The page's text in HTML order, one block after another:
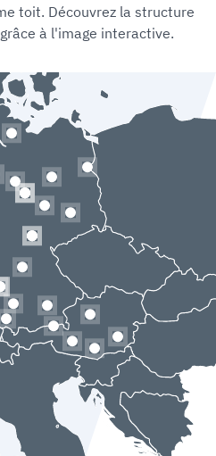
toit. Découvrez la structure
à l'image interactive.